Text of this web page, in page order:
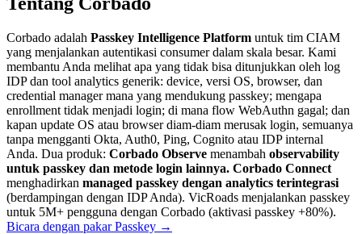
Corbado adalah Passkey Intelligence Platform untuk tim CIAM
yang menjalankan autentikasi consumer dalam skala besar. Kami
membantu Anda melihat apa yang tidak bisa ditunjukkan oleh log
IDP dan tool analytics generik: device, versi OS, browser, dan
credential manager mana yang mendukung passkey; mengapa
enrollment tidak menjadi login; di mana flow WebAuthn gagal; dan
kapan update OS atau browser diam-diam merusak login, semuanya
tanpa mengganti Okta, Auth0, Ping, Cognito atau IDP internal
Anda. Dua produk: Corbado Observe menambah observability
untuk passkey dan metode login lainnya. Corbado Connect
menghadirkan managed passkey dengan analytics terintegrasi
(berdampingan dengan IDP Anda). VicRoads menjalankan passkey
untuk 5M+ pengguna dengan Corbado (aktivasi passkey +80%).
Bicara dengan pakar Passkey →